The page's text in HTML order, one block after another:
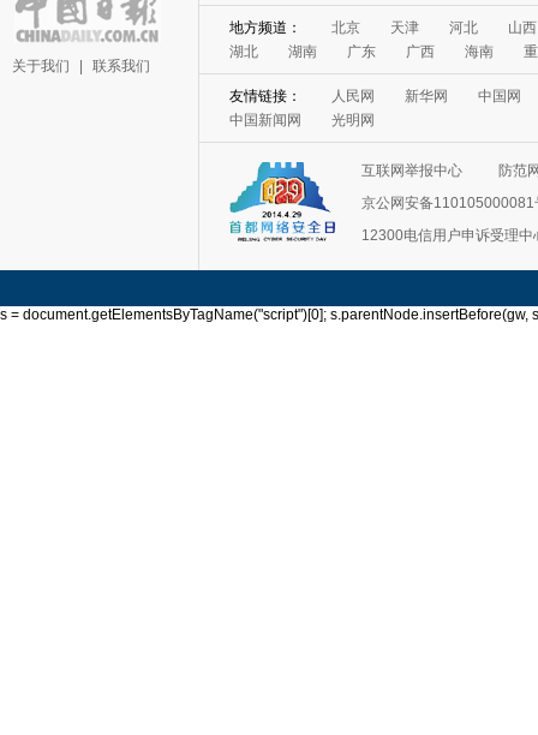
关于我们 联系我们
地方频道： 北京 天津 河北
山西
湖北
湖南 广东 广西 海南
友情链接： 人民网 新华网
中国网
中国新闻网
光明网
互联网举报中心
防范
京公网安备110105000081
12300电信用户申诉受理中
s = document.getElementsByTagName("script")[0]; s.parentNode.insertBefore(gw,